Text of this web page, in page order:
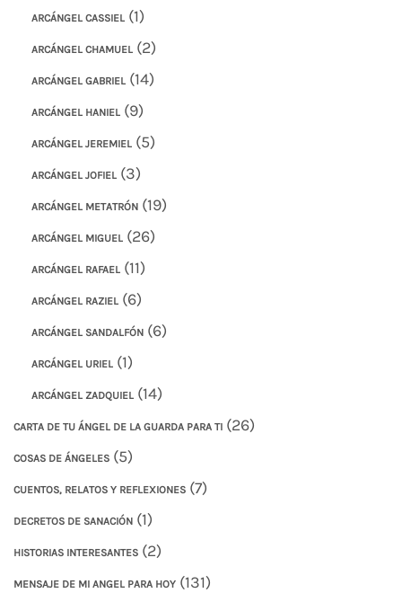
ARCÁNGEL CASSIEL (1)
ARCÁNGEL CHAMUEL (2)
ARCÁNGEL GABRIEL (14)
ARCÁNGEL HANIEL (9)
ARCÁNGEL JEREMIEL (5)
ARCÁNGEL JOFIEL (3)
ARCÁNGEL METATRÓN (19)
ARCÁNGEL MIGUEL (26)
ARCÁNGEL RAFAEL (11)
ARCÁNGEL RAZIEL (6)
ARCÁNGEL SANDALFÓN (6)
ARCÁNGEL URIEL (1)
ARCÁNGEL ZADQUIEL (14)
CARTA DE TU ÁNGEL DE LA GUARDA PARA TI (26)
COSAS DE ÁNGELES (5)
CUENTOS, RELATOS Y REFLEXIONES (7)
DECRETOS DE SANACIÓN (1)
HISTORIAS INTERESANTES (2)
MENSAJE DE MI ANGEL PARA HOY (131)